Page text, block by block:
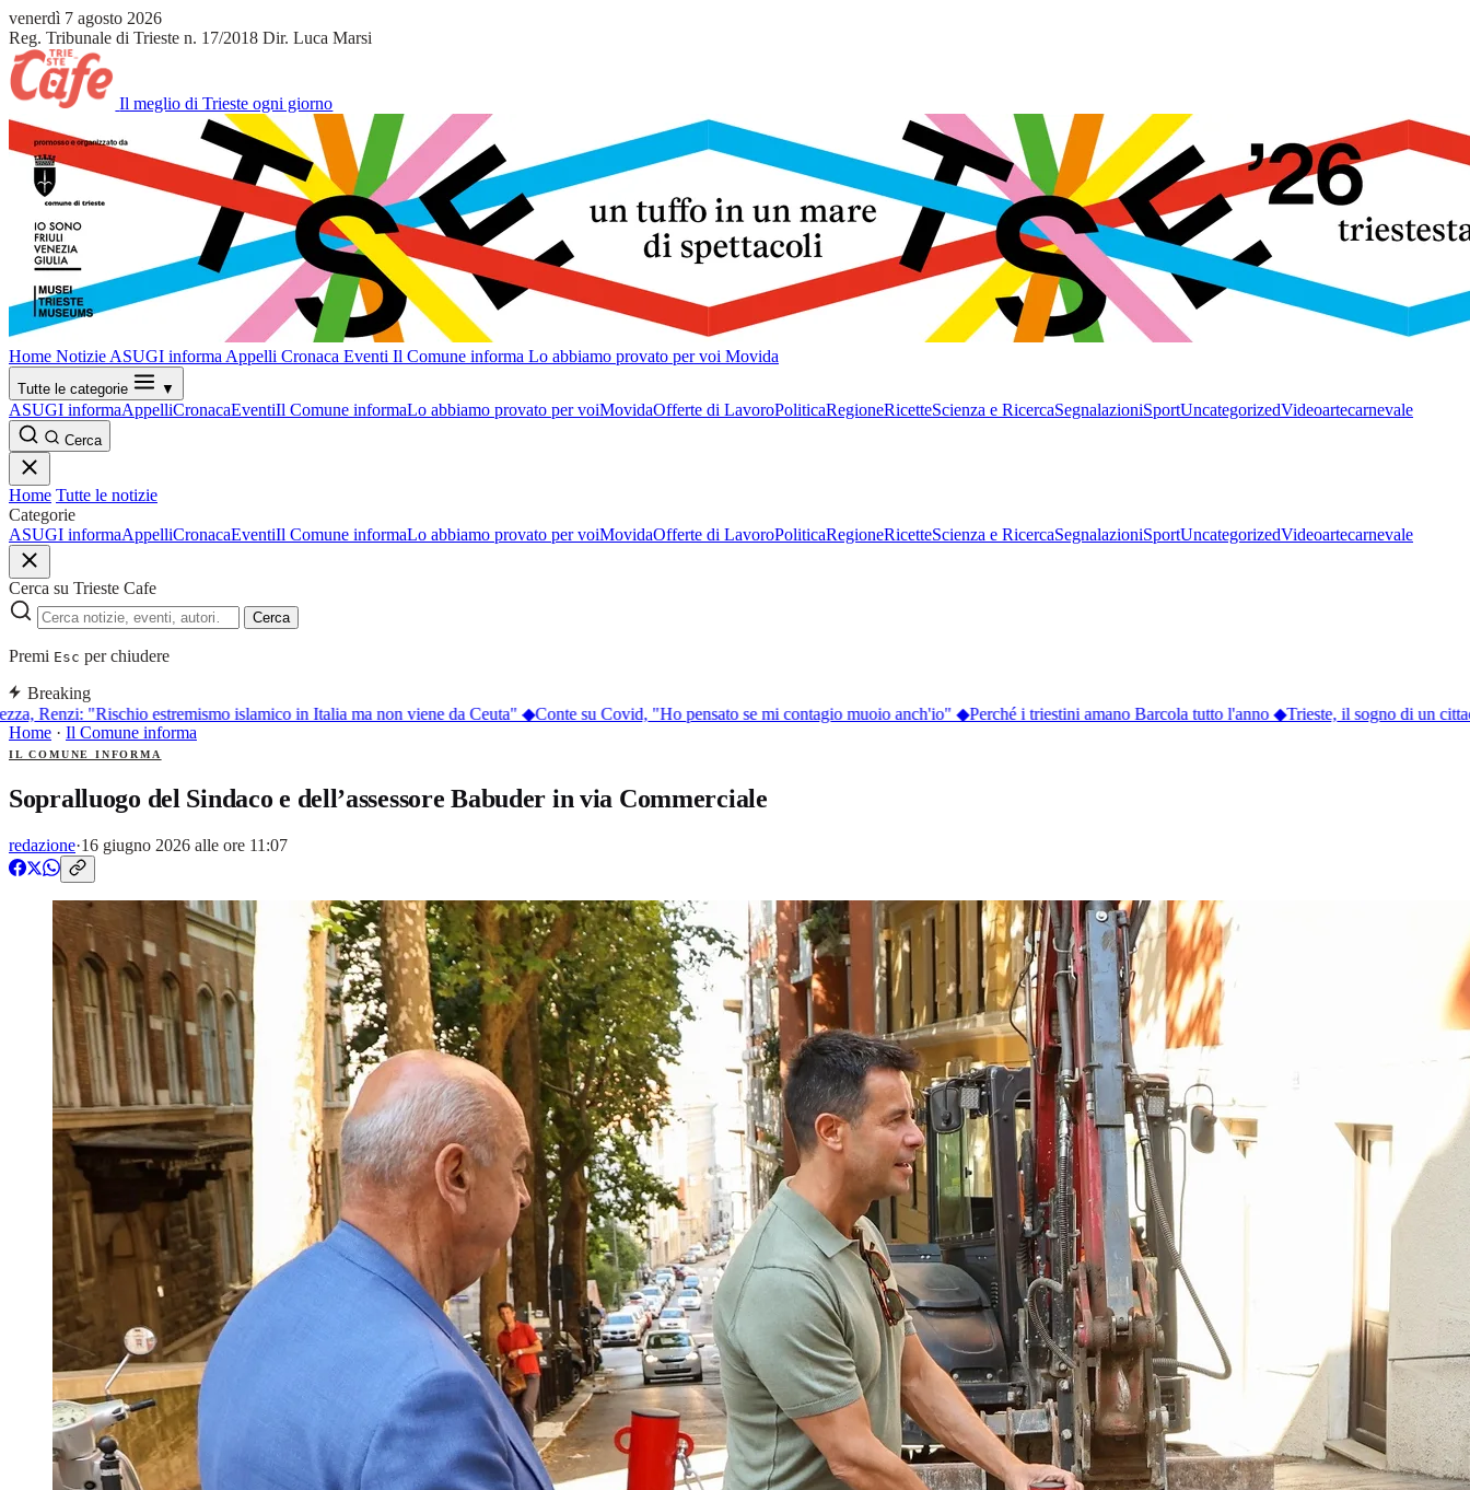
venerdì 7 agosto 2026
Reg. Tribunale di Trieste n. 17/2018 Dir. Luca Marsi
Il meglio di Trieste ogni giorno
Home Notizie ASUGI informa Appelli Cronaca Eventi Il Comune informa Lo abbiamo provato per voi Movida
Tutte le categorie ▼
ASUGI informaAppelliCronacaEventiIl Comune informaLo abbiamo provato per voiMovidaOfferte di LavoroPoliticaRegioneRicetteScienza e RicercaSegnalazioniSportUncategorizedVideoartecarnevale
Cerca
Home Tutte le notizie
Categorie
ASUGI informaAppelliCronacaEventiIl Comune informaLo abbiamo provato per voiMovidaOfferte di LavoroPoliticaRegioneRicetteScienza e RicercaSegnalazioniSportUncategorizedVideoartecarnevale
Cerca su Trieste Cafe
Cerca
Premi Esc per chiudere
Breaking
Renzi: "Rischio estremismo islamico in Italia ma non viene da Ceuta"◆Conte su Covid, "Ho pensato se mi contagio muoio anch'io"◆Perché i triestini amano Barcola tutto l'anno◆Trieste, il sogno di un
Home · Il Comune informa
IL COMUNE INFORMA
Sopralluogo del Sindaco e dell’assessore Babuder in via Commerciale
redazione·16 giugno 2026 alle ore 11:07